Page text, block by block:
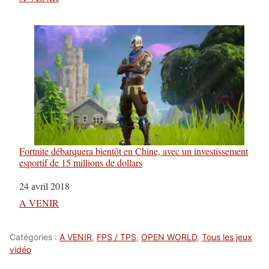
Fortnite débarquera bientôt en Chine, avec un investissement
esportif de 15 millions de dollars
Date
24 avril 2018
Par rapport à
A VENIR
Catégories : A VENIR, FPS / TPS, OPEN WORLD, Tous les jeux
vidéo